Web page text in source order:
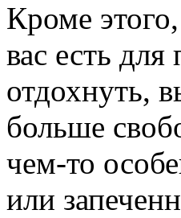
Кроме
вас есть
отдохнуть,
больше
чем-то
или